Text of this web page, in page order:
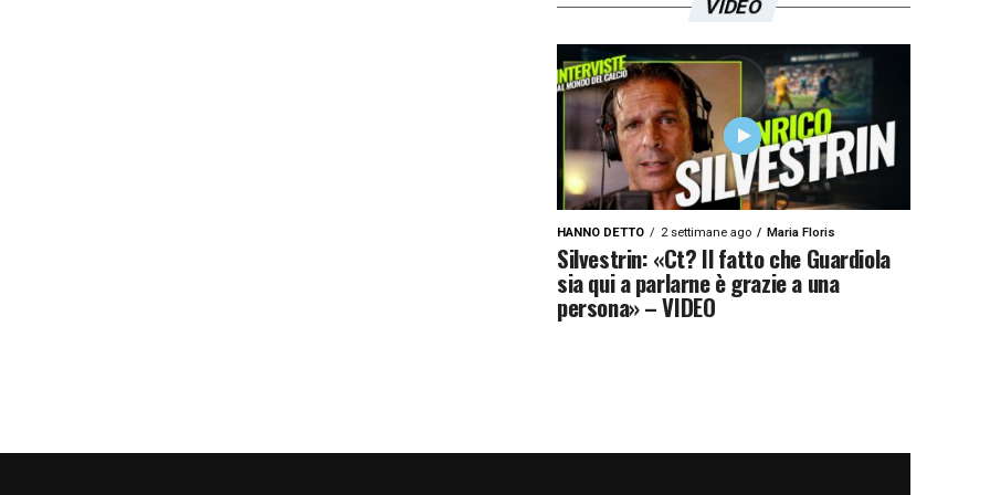
VIDEO
HANNO DETTO 2 settimane ago Maria Floris
Silvestrin: «Ct? Il fatto che Guardiola
sia qui a parlarne è grazie a una
persona» – VIDEO